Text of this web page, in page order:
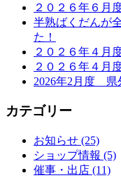
２０２６年６月
半熟ばくだんが
た！
２０２６年４月
２０２６年４月
2026年2月度 県
カテゴリー
お知らせ (25)
ショップ情報 (5)
催事・出店 (11)